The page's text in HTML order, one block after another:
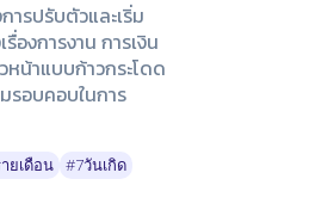
ารปรับตัวและเริ่ม
องการงาน การเงิน
หน้าแบบก้าวกระโดด
รอบคอบในการ
ยเดือน #7วันเกิด